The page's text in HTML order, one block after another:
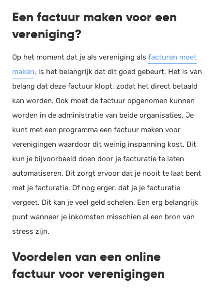
Een factuur maken voor een
vereniging?
Op het moment dat je als vereniging als facturen moet
maken, is het belangrijk dat dit goed gebeurt. Het is van
belang dat deze factuur klopt, zodat het direct betaald
kan worden. Ook moet de factuur opgenomen kunnen
worden in de administratie van beide organisaties. Je
kunt met een programma een factuur maken voor
verenigingen waardoor dit weinig inspanning kost. Dit
kun je bijvoorbeeld doen door je facturatie te laten
automatiseren. Dit zorgt ervoor dat je nooit te laat bent
met je facturatie. Of nog erger, dat je je facturatie
vergeet. Dit kan je veel geld schelen. Een erg belangrijk
punt wanneer je inkomsten misschien al een bron van
stress zijn.
Voordelen van een online
factuur voor verenigingen